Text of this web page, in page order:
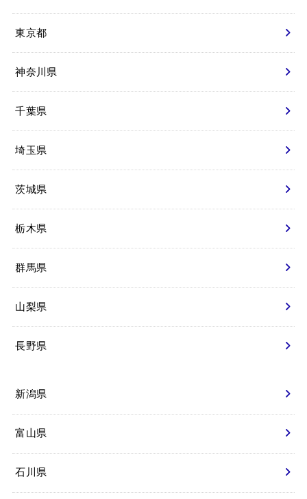
東京都
神奈川県
千葉県
埼玉県
茨城県
栃木県
群馬県
山梨県
長野県
新潟県
富山県
石川県